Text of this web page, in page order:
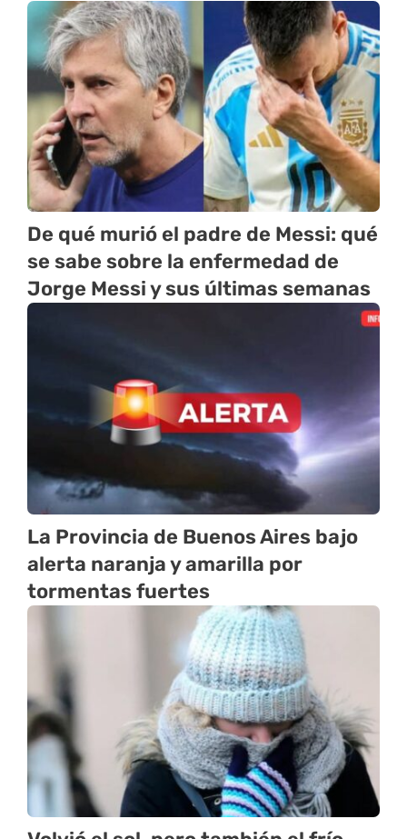
De qué murió el padre de Messi: qué
se sabe sobre la enfermedad de
Jorge Messi y sus últimas semanas
La Provincia de Buenos Aires bajo
alerta naranja y amarilla por
tormentas fuertes